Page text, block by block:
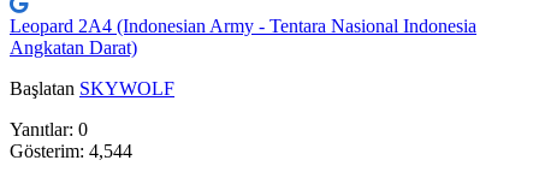
Leopard 2A4 (Indonesian Army - Tentara Nasional Indonesia
Angkatan Darat)
Başlatan SKYWOLF
Yanıtlar: 0
Gösterim: 4,544